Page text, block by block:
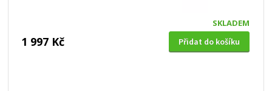
SKLADEM
1 997 Kč Přidat do košíku